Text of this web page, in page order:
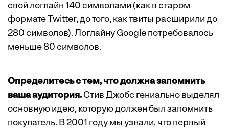
свой логлайн 140 символами (как в старом
формате Twitter, до того, как твиты расширили до
280 символов). Логлайну Google потребовалось
меньше 80 символов.
Определитесь с тем, что должна запомнить
ваша аудитория.Стив Джобс гениально выделял
основную идею, которую должен был запомнить
покупатель. В 2001 году мы узнали, что первый